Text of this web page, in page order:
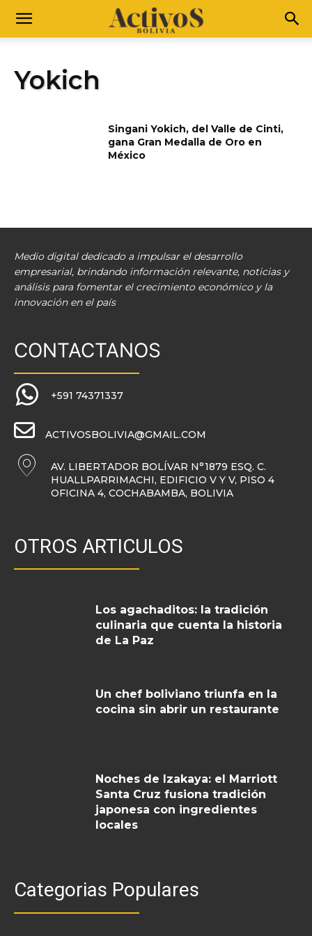
Yokich
Singani Yokich, del Valle de Cinti,
gana Gran Medalla de Oro en
México
Medio digital dedicado a impulsar el desarrollo
empresarial, brindando información relevante, noticias y
análisis para fomentar el crecimiento económico y la
innovación en el país
CONTACTANOS
+591 74371337
ACTIVOSBOLIVIA@GMAIL.COM
AV. LIBERTADOR BOLÍVAR N°1879 ESQ. C.
HUALLPARRIMACHI, EDIFICIO V Y V, PISO 4
OFICINA 4, COCHABAMBA, BOLIVIA
OTROS ARTICULOS
Los agachaditos: la tradición
culinaria que cuenta la historia
de La Paz
Un chef boliviano triunfa en la
cocina sin abrir un restaurante
Noches de Izakaya: el Marriott
Santa Cruz fusiona tradición
japonesa con ingredientes
locales
Categorias Populares